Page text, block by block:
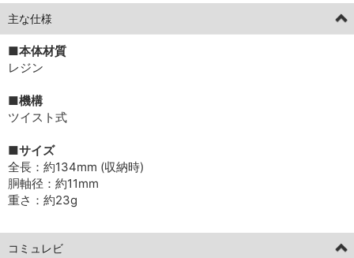
主な仕様
■本体材質
レジン
■機構
ツイスト式
■サイズ
全長：約134mm (収納時)
胴軸径：約11mm
重さ：約23g
コミュレビ